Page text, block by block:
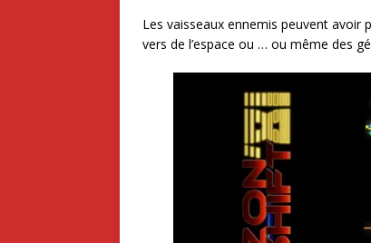
Les vaisseaux ennemis peuvent
vers de l’espace ou … ou même des